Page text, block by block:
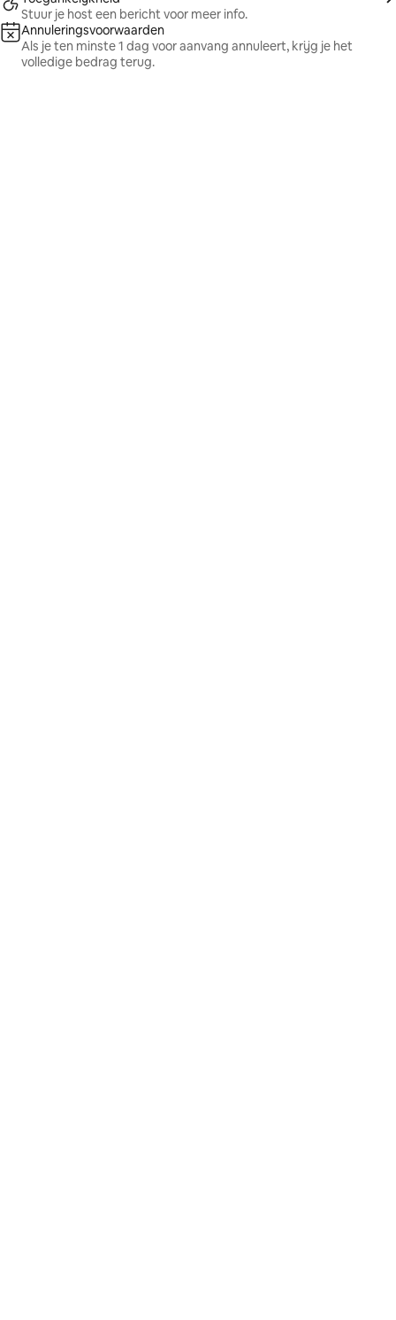
Stuur je host een bericht voor meer info.
Annuleringsvoorwaarden
Als je ten minste 1 dag voor aanvang annuleert, krijg je het
volledige bedrag terug.